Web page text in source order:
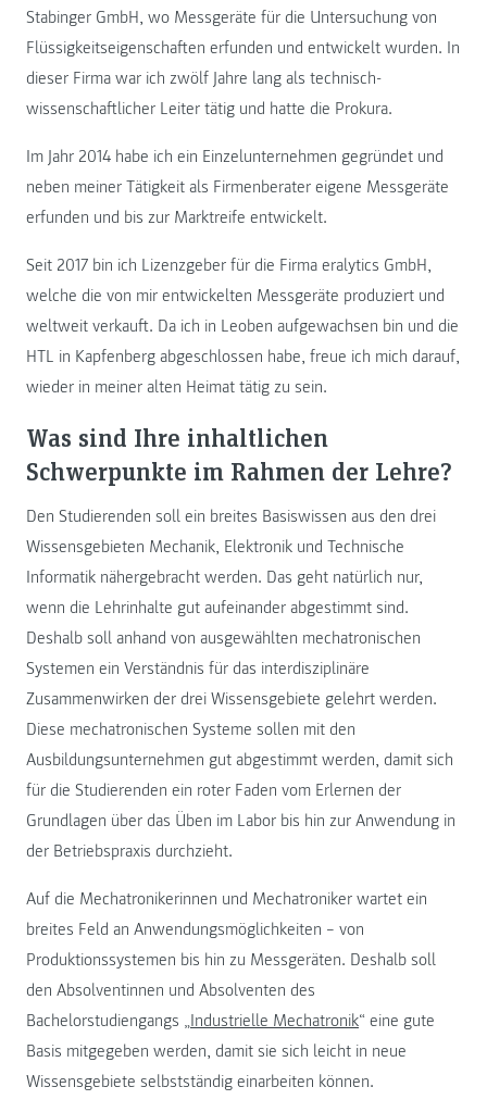
Stabinger GmbH, wo Messgeräte für die Untersuchung von
Flüssigkeitseigenschaften erfunden und entwickelt wurden. In
dieser Firma war ich zwölf Jahre lang als technisch-
wissenschaftlicher Leiter tätig und hatte die Prokura.
Im Jahr 2014 habe ich ein Einzelunternehmen gegründet und
neben meiner Tätigkeit als Firmenberater eigene Messgeräte
erfunden und bis zur Marktreife entwickelt.
Seit 2017 bin ich Lizenzgeber für die Firma eralytics GmbH,
welche die von mir entwickelten Messgeräte produziert und
weltweit verkauft. Da ich in Leoben aufgewachsen bin und die
HTL in Kapfenberg abgeschlossen habe, freue ich mich darauf,
wieder in meiner alten Heimat tätig zu sein.
Was sind Ihre inhaltlichen
Schwerpunkte im Rahmen der Lehre?
Den Studierenden soll ein breites Basiswissen aus den drei
Wissensgebieten Mechanik, Elektronik und Technische
Informatik nähergebracht werden. Das geht natürlich nur,
wenn die Lehrinhalte gut aufeinander abgestimmt sind.
Deshalb soll anhand von ausgewählten mechatronischen
Systemen ein Verständnis für das interdisziplinäre
Zusammenwirken der drei Wissensgebiete gelehrt werden.
Diese mechatronischen Systeme sollen mit den
Ausbildungsunternehmen gut abgestimmt werden, damit sich
für die Studierenden ein roter Faden vom Erlernen der
Grundlagen über das Üben im Labor bis hin zur Anwendung in
der Betriebspraxis durchzieht.
Auf die Mechatronikerinnen und Mechatroniker wartet ein
breites Feld an Anwendungsmöglichkeiten – von
Produktionssystemen bis hin zu Messgeräten. Deshalb soll
den Absolventinnen und Absolventen des
Bachelorstudiengangs „Industrielle Mechatronik“ eine gute
Basis mitgegeben werden, damit sie sich leicht in neue
Wissensgebiete selbstständig einarbeiten können.